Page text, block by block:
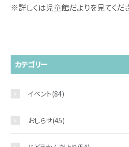
※詳しくは児童館だよりを見てくだ
カテゴリー
イベント(84)
おしらせ(45)